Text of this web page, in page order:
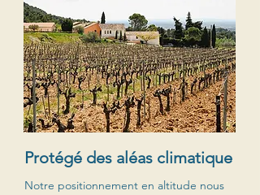
Protégé des aléas climatique
Notre positionnement en altitude nous